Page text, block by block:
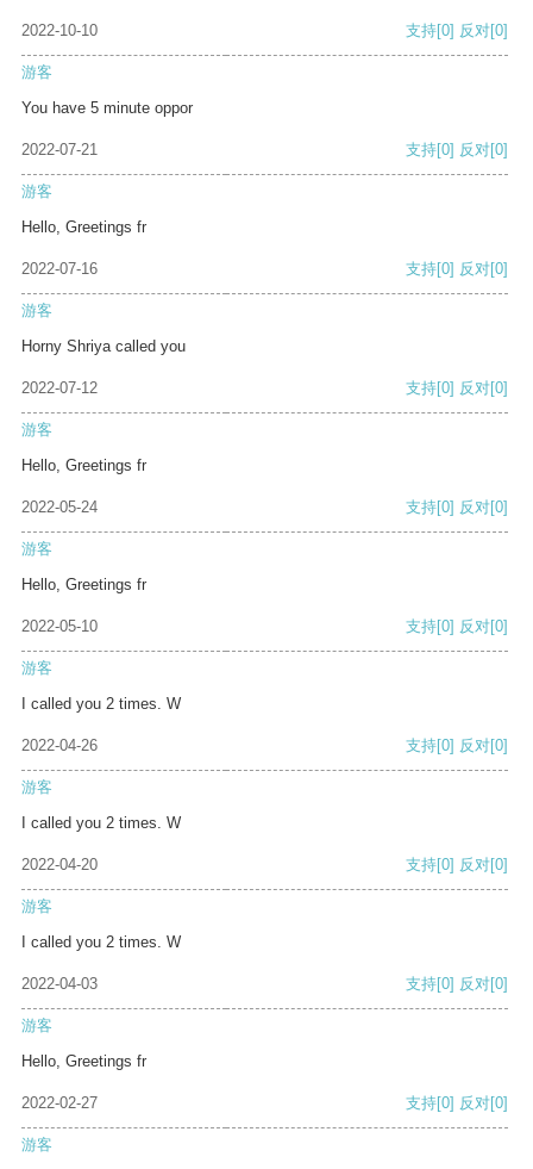
2022-10-10 支持[0] 反对[0]
游客
You have 5 minute oppor
2022-07-21 支持[0] 反对[0]
游客
Hello, Greetings fr
2022-07-16 支持[0] 反对[0]
游客
Horny Shriya called you
2022-07-12 支持[0] 反对[0]
游客
Hello, Greetings fr
2022-05-24 支持[0] 反对[0]
游客
Hello, Greetings fr
2022-05-10 支持[0] 反对[0]
游客
I called you 2 times. W
2022-04-26 支持[0] 反对[0]
游客
I called you 2 times. W
2022-04-20 支持[0] 反对[0]
游客
I called you 2 times. W
2022-04-03 支持[0] 反对[0]
游客
Hello, Greetings fr
2022-02-27 支持[0] 反对[0]
游客